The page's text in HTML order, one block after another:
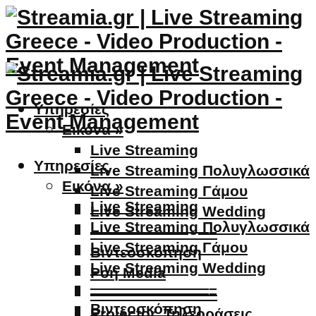
Υπηρεσίες
Εικόνα »
Live Streaming
Live Streaming Πολυγλωσσικά
Live Streaming Γάμου
Live Streaming Wedding
————————–
Βιντεοσκόπηση
Ροή Media
————————–
Υπηρεσίες
Εικόνα »
Live Streaming
Live Streaming Πολυγλωσσικά
Live Streaming Γάμου
Live Streaming Wedding
————————–
Βιντεοσκόπηση